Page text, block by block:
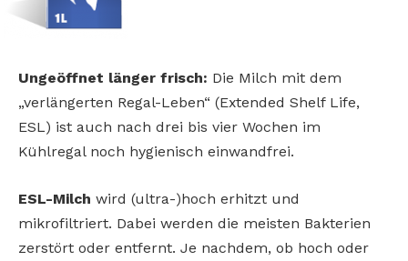
Ungeöffnet länger frisch: Die Milch mit dem
„verlängerten Regal-Leben“ (Extended Shelf Life,
ESL) ist auch nach drei bis vier Wochen im
Kühlregal noch hygienisch einwandfrei.
ESL-Milch wird (ultra-)hoch erhitzt und
mikrofiltriert. Dabei werden die meisten Bakterien
zerstört oder entfernt. Je nachdem, ob hoch oder